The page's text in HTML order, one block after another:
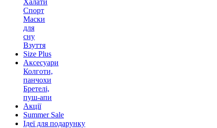
Халати
Спорт
Маски
для
сну
Взуття
Size Plus
Аксесуари
Колготи,
панчохи
Бретелі,
пуш-апи
Акції
Summer Sale
Ідеї для подарунку